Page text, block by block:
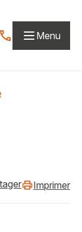
Contactez-nous
Menu
Imprimer